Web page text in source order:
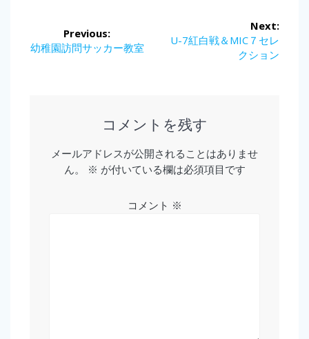
Previous:
Previous
幼稚園訪問サッカー教室
Next:
Next
U-7紅白戦＆MIC７セレ
クション
コメントを残す
メールアドレスが公開されることはありませ
ん。
※ が付いている欄は必須項目です
コメント ※